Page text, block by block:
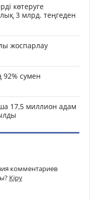
көтеруге
3 млрд. теңгеден
жоспарлау
сумен
17,5 миллион адам
комментариев
Кіру